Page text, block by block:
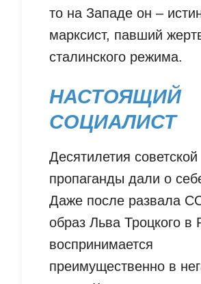
то на Западе он –
марксист, павший
сталинского режима.
НАСТОЯЩИЙ
СОЦИАЛИСТ
Десятилетия советской
пропаганды дали о
Даже после развала
образ Льва Троцкого в
воспринимается
преимущественно в